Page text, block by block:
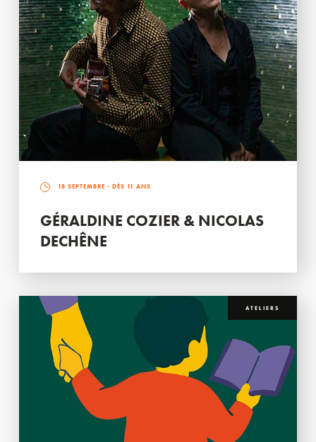
18 SEPTEMBRE - DÈS 11 ANS
GÉRALDINE COZIER & NICOLAS
DECHÊNE
ATELIERS